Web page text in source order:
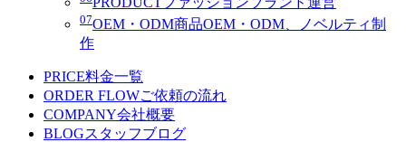
07OEM・ODM商品OEM・ODM、ノベルティ制
作
PRICE料金一覧
ORDER FLOWご依頼の流れ
COMPANY会社概要
BLOGスタッフブログ